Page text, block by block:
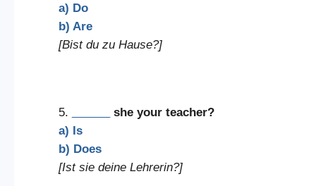
a) Do
b) Are
[Bist du zu Hause?]
5.
she your teacher?
a) Is
b) Does
[Ist sie deine Lehrerin?]